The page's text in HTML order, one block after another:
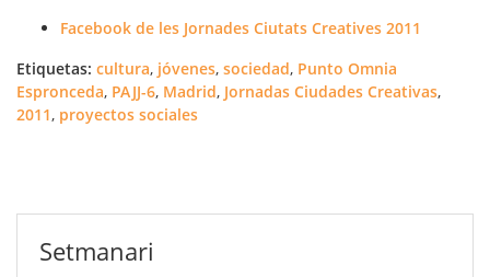
Facebook de les Jornades Ciutats Creatives 2011
Etiquetas: cultura, jóvenes, sociedad, Punto Omnia
Espronceda, PAJJ-6, Madrid, Jornadas Ciudades Creativas,
2011, proyectos sociales
Setmanari